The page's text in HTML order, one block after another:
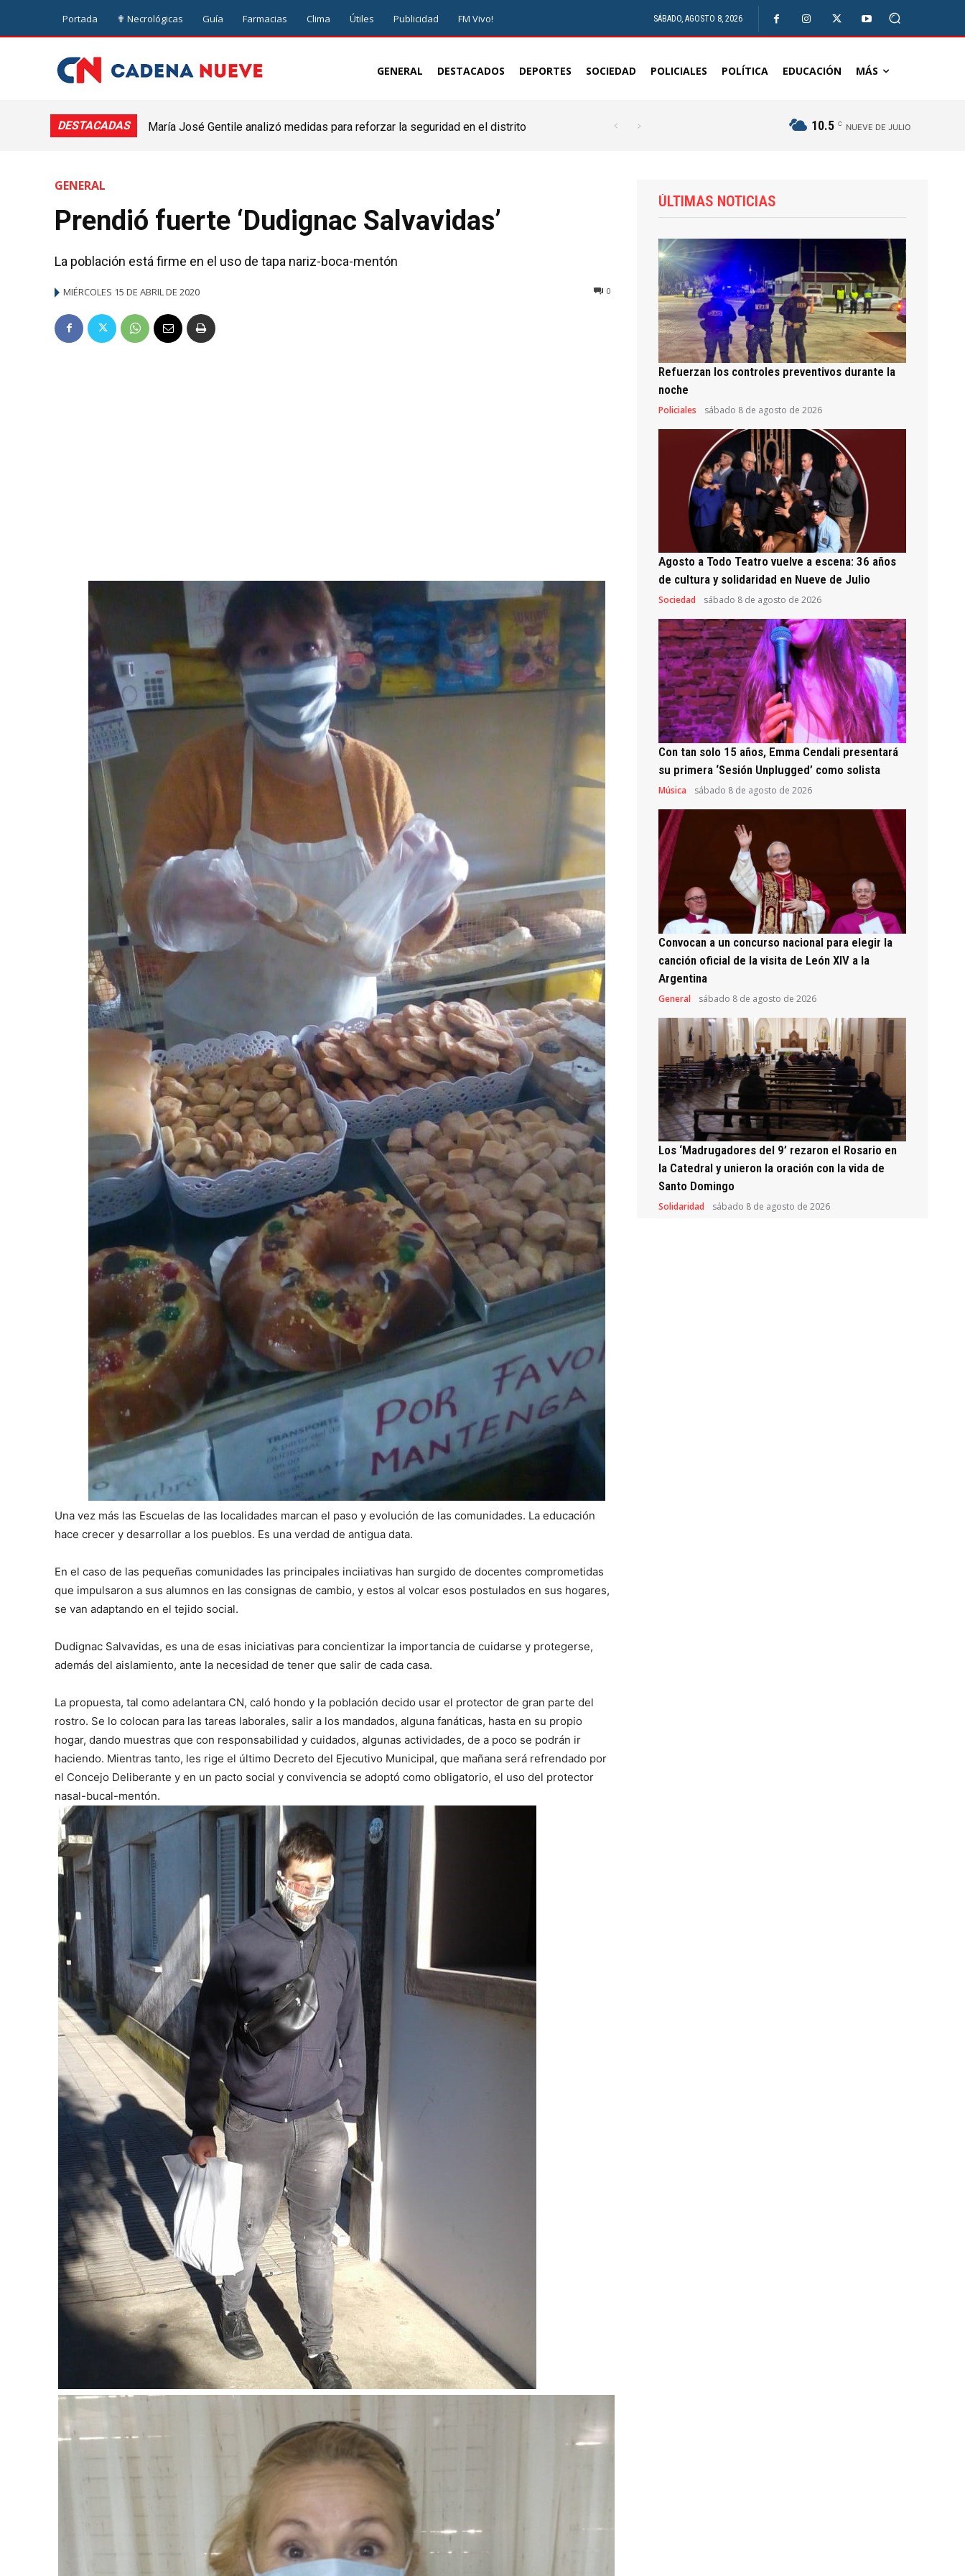
Portada ✟ Necrológicas Guía Farmacias Clima Útiles Publicidad FM Vivo! SÁBADO, AGOSTO 8, 2026
GENERAL DESTACADOS DEPORTES SOCIEDAD POLICIALES POLÍTICA EDUCACIÓN MÁS
DESTACADAS
María José Gentile analizó medidas para reforzar la seguridad en el distrito
Vivienda y Urbanismo avanza con un plan integral para ordenar el crecimiento de
10.5 C NUEVE DE JULIO
GENERAL
Prendió fuerte ‘Dudignac Salvavidas’
La población está firme en el uso de tapa nariz-boca-mentón
MIÉRCOLES 15 DE ABRIL DE 2020 0
Una vez más las Escuelas de las localidades marcan el paso y evolución de las comunidades. La educación
hace crecer y desarrollar a los pueblos. Es una verdad de antigua data.
En el caso de las pequeñas comunidades las principales inciiativas han surgido de docentes comprometidas
que impulsaron a sus alumnos en las consignas de cambio, y estos al volcar esos postulados en sus hogares,
se van adaptando en el tejido social.
Dudignac Salvavidas, es una de esas iniciativas para concientizar la importancia de cuidarse y protegerse,
además del aislamiento, ante la necesidad de tener que salir de cada casa.
La propuesta, tal como adelantara CN, caló hondo y la población decido usar el protector de gran parte del
rostro. Se lo colocan para las tareas laborales, salir a los mandados, alguna fanáticas, hasta en su propio
hogar, dando muestras que con responsabilidad y cuidados, algunas actividades, de a poco se podrán ir
haciendo. Mientras tanto, les rige el último Decreto del Ejecutivo Municipal, que mañana será refrendado por
el Concejo Deliberante y en un pacto social y convivencia se adoptó como obligatorio, el uso del protector
nasal-bucal-mentón.
ÚLTIMAS NOTICIAS
Refuerzan los controles preventivos durante la
noche
Policiales sábado 8 de agosto de 2026
Agosto a Todo Teatro vuelve a escena: 36 años
de cultura y solidaridad en Nueve de Julio
Sociedad sábado 8 de agosto de 2026
Con tan solo 15 años, Emma Cendali presentará
su primera ‘Sesión Unplugged’ como solista
Música sábado 8 de agosto de 2026
Convocan a un concurso nacional para elegir la
canción oficial de la visita de León XIV a la
Argentina
General sábado 8 de agosto de 2026
Los ‘Madrugadores del 9’ rezaron el Rosario en
la Catedral y unieron la oración con la vida de
Santo Domingo
Solidaridad sábado 8 de agosto de 2026